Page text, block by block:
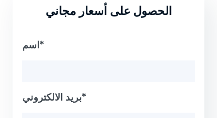
الحصول على أسعار مجاني
اسم*
بريد الالكتروني*